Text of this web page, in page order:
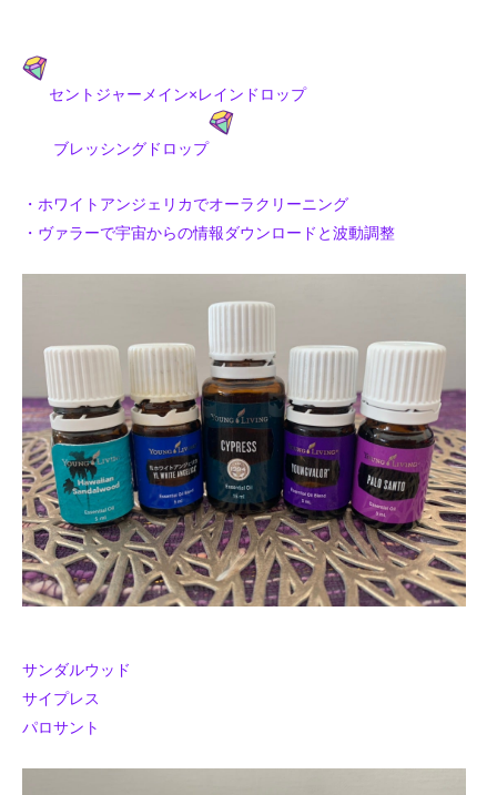
セントジャーメイン×レインドロップ
ブレッシングドロップ
・ ホワイトアンジェリカでオーラクリーニング
・ヴァラーで宇宙からの情報ダウンロードと波動調整
サンダルウッド
サイプレス
パロサント